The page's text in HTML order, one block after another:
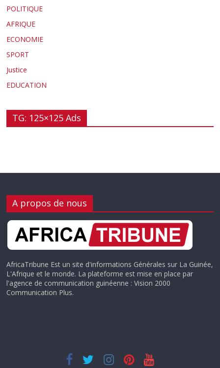
POLITIQUE
AFRIQUE
ECONOMIE
SPORT
Justice
EDUCATION
TG: 125×125 Ads
A propos de nous
AfricaTribune Est un site d'informations Générales sur La Guinée,
L'Afrique et le monde. La plateforme est mise en place par
l'agence de communication guinéenne : Vision 2000
Communication Plus.